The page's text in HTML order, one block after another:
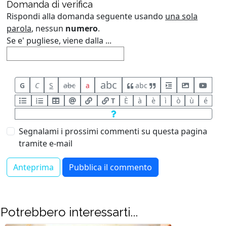
Domanda di verifica
Rispondi alla domanda seguente usando una sola
parola, nessun numero.
Se e' pugliese, viene dalla ...
G C S abc a abc
abc
T
È à è ì ò ù é
Segnalami i prossimi commenti su questa pagina
tramite e-mail
Potrebbero interessarti...